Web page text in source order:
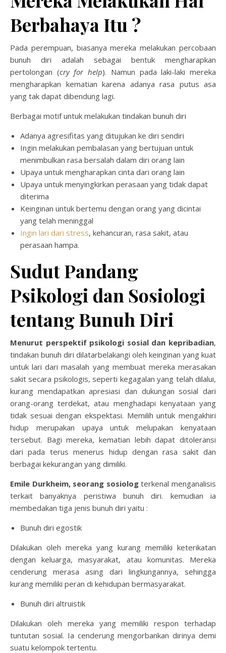
Berbahaya Itu ?
Pada perempuan, biasanya mereka melakukan percobaan
bunuh diri adalah sebagai bentuk mengharapkan
pertolongan (cry for help). Namun pada laki-laki mereka
mengharapkan kematian karena adanya rasa putus asa
yang tak dapat dibendung lagi.
Berbagai motif untuk melakukan tindakan bunuh diri
Adanya agresifitas yang ditujukan ke diri sendiri
Ingin melakukan pembalasan yang bertujuan untuk
menimbulkan rasa bersalah dalam diri orang lain
Upaya untuk mengharapkan cinta dari orang lain
Upaya untuk menyingkirkan perasaan yang tidak dapat
diterima
Keinginan untuk bertemu dengan orang yang dicintai
yang telah meninggal
Ingin lari dari stress, kehancuran, rasa sakit, atau
perasaan hampa.
Sudut Pandang
Psikologi dan Sosiologi
tentang Bunuh Diri
Menurut perspektif psikologi sosial dan kepribadian,
tindakan bunuh diri dilatarbelakangi oleh keinginan yang kuat
untuk lari dari masalah yang membuat mereka merasakan
sakit secara psikologis, seperti kegagalan yang telah dilalui,
kurang mendapatkan apresiasi dan dukungan sosial dari
orang-orang terdekat, atau menghadapi kenyataan yang
tidak sesuai dengan ekspektasi. Memilih untuk mengakhiri
hidup merupakan upaya untuk melupakan kenyataan
tersebut. Bagi mereka, kematian lebih dapat ditoleransi
dari pada terus menerus hidup dengan rasa sakit dan
berbagai kekurangan yang dimiliki.
Emile Durkheim, seorang sosiologterkenal menganalisis
terkait banyaknya peristiwa bunuh diri. kemudian ia
membedakan tiga jenis bunuh diri yaitu :
Bunuh diri egostik
Dilakukan oleh mereka yang kurang memiliki keterikatan
dengan keluarga, masyarakat, atau komunitas. Mereka
cenderung merasa asing dari lingkungannya, sehingga
kurang memiliki peran di kehidupan bermasyarakat.
Bunuh diri altruistik
Dilakukan oleh mereka yang memiliki respon terhadap
tuntutan sosial. Ia cenderung mengorbankan dirinya demi
suatu kelompok tertentu.